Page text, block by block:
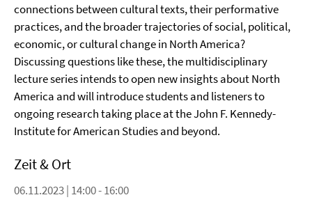
connections between cultural texts, their performative
practices, and the broader trajectories of social, political,
economic, or cultural change in North America?
Discussing questions like these, the multidisciplinary
lecture series intends to open new insights about North
America and will introduce students and listeners to
ongoing research taking place at the John F. Kennedy-
Institute for American Studies and beyond.
Zeit & Ort
06.11.2023 | 14:00 - 16:00